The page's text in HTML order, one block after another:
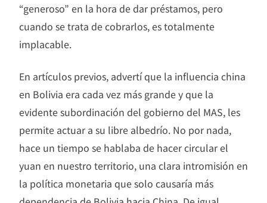
“generoso” en la hora de dar préstamos, pero
cuando se trata de cobrarlos, es totalmente
implacable.
En artículos previos, advertí que la influencia china
en Bolivia era cada vez más grande y que la
evidente subordinación del gobierno del MAS, les
permite actuar a su libre albedrío. No por nada,
hace un tiempo se hablaba de hacer circular el
yuan en nuestro territorio, una clara intromisión en
la política monetaria que solo causaría más